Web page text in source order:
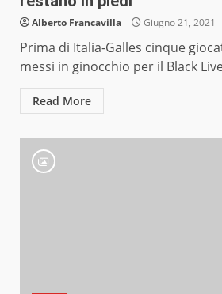
Alberto Francavilla Giugno 21, 2021
Prima di Italia-Galles cinque
messi in ginocchio per il Black
Read More